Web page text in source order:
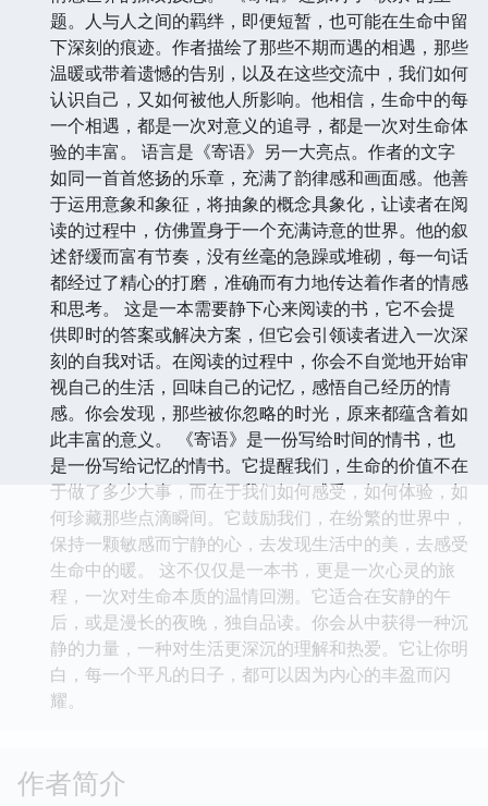
题。人与人之间的羁绊，即便短暂，也可能在生命中留
下深刻的痕迹。作者描绘了那些不期而遇的相遇，那些
温暖或带着遗憾的告别，以及在这些交流中，我们如何
认识自己，又如何被他人所影响。他相信，生命中的每
一个相遇，都是一次对意义的追寻，都是一次对生命体
验的丰富。 语言是《寄语》另一大亮点。作者的文字
如同一首首悠扬的乐章，充满了韵律感和画面感。他善
于运用意象和象征，将抽象的概念具象化，让读者在阅
读的过程中，仿佛置身于一个充满诗意的世界。他的叙
述舒缓而富有节奏，没有丝毫的急躁或堆砌，每一句话
都经过了精心的打磨，准确而有力地传达着作者的情感
和思考。 这是一本需要静下心来阅读的书，它不会提
供即时的答案或解决方案，但它会引领读者进入一次深
刻的自我对话。在阅读的过程中，你会不自觉地开始审
视自己的生活，回味自己的记忆，感悟自己经历的情
感。你会发现，那些被你忽略的时光，原来都蕴含着如
此丰富的意义。 《寄语》是一份写给时间的情书，也
是一份写给记忆的情书。它提醒我们，生命的价值不在
于做了多少大事，而在于我们如何感受，如何体验，如
何珍藏那些点滴瞬间。它鼓励我们，在纷繁的世界中，
保持一颗敏感而宁静的心，去发现生活中的美，去感受
生命中的暖。 这不仅仅是一本书，更是一次心灵的旅
程，一次对生命本质的温情回溯。它适合在安静的午
后，或是漫长的夜晚，独自品读。你会从中获得一种沉
静的力量，一种对生活更深沉的理解和热爱。它让你明
白，每一个平凡的日子，都可以因为内心的丰盈而闪
耀。
作者简介